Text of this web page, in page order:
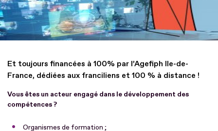
Et toujours financées à 100% par l’Agefiph Ile-de-
France, dédiées aux franciliens et 100 % à distance !
Vous êtes un acteur engagé dans le développement des
compétences ?
Organismes de formation ;